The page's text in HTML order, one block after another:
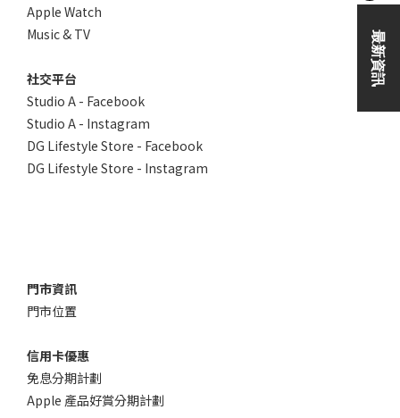
Apple Watch
Music & TV
社交平台
Studio A - Facebook
Studio A - Instagram
DG Lifestyle Store - Facebook
DG Lifestyle Store - Instagram
門市資訊
門市位置
信用卡優惠
免息分期計劃
Apple 產品好賞分期計劃